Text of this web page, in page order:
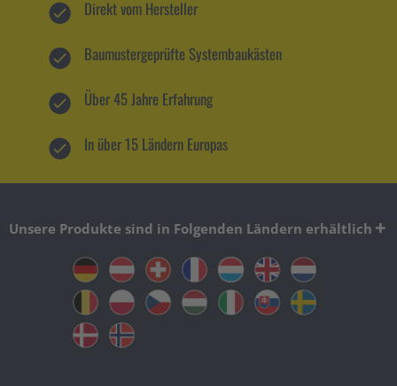
Direkt vom Hersteller
Baumustergeprüfte Systembaukästen
Über 45 Jahre Erfahrung
In über 15 Ländern Europas
Unsere Produkte sind in Folgenden Ländern erhältlich